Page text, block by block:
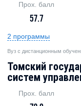
Прох. балл
57.7
2 программы
Вуз с дистанционным
Томский
систем
Прох. балл